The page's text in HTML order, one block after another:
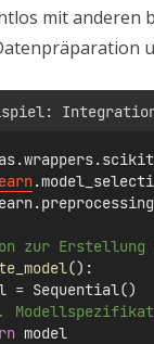
mit anderen
zur Erstellung
():
= Sequential()
model